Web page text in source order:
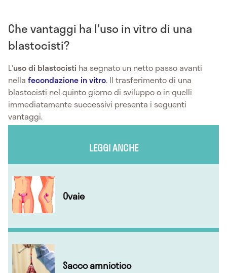
Che vantaggi ha l'uso in vitro di una
blastocisti?
L'uso di blastocisti ha segnato un netto passo avanti
nella fecondazione in vitro. Il trasferimento di una
blastocisti nel quinto giorno di sviluppo o in quelli
immediatamente successivi presenta i seguenti
vantaggi.
LEGGI ANCHE
Ovaie
Sacco amniotico